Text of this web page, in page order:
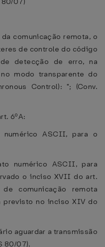
comunicação remota, o
de controle do código
detecção de erro, na
modo transparente do
Control): "; (Conv.
6ºA:
ASCII, para o
numérico ASCII, para
o inciso XVII do art.
comunicação remota
previsto no inciso XIV do
aguardar a transmissão
80/07).